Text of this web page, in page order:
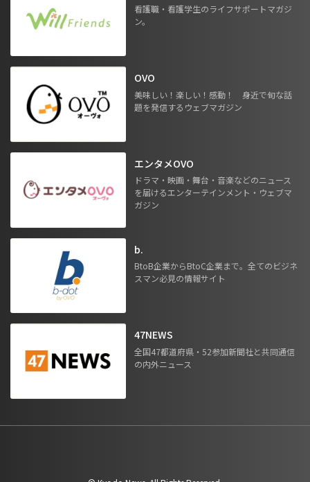
看護職・看護学生のライフサポートマガジ
ン。
OVO
美味しい！楽しい！感動！ 身近で旬な話
題を発信するウェブマガジン
エンタメOVO
ドラマ・映画・舞台・音楽などのニュース
を届けるエンターテインメント・ウェブマ
ガジン
b.
BtoB企業からBtoC企業まで。全てのビジネ
スマン必見の情報サイト
47NEWS
全国47都道府県・52参加新聞社と共同通信
の内外ニュース